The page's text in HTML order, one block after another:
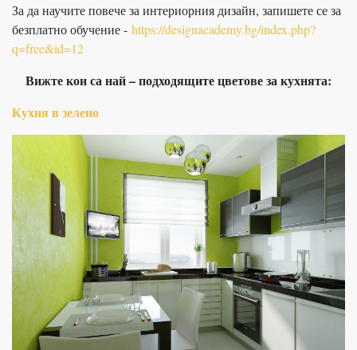
За да научите повече за интериорния дизайн, запишете се за
безплатно обучение - https://designacademy.bg/index.php?
q=free&id=12
Вижте кои са най – подходящите цветове за кухнята:
Кухня в зелено